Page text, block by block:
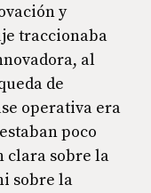
y
traccionaba
al
de
operativa era
poco
clara sobre la
sobre la